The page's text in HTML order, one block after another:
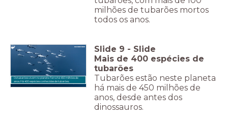
milhões de tubarões mortos
todos os anos.
Os tubarões vivem no planeta Terra há 450 milhões de
anos. Há 400 espécies conhecidas de tubarões.
Slide 9 - Slide
Mais de 400 espécies de
tubarões
Tubarões estão neste planeta
há mais de 450 milhões de
anos, desde antes dos
dinossauros.